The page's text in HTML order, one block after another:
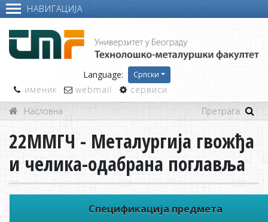
НАВИГАЦИЈА
Language: Српски
именик webmail
сервиси
Насловна
22ММГЧ - Металургија гвожђа
и челика-одабрана поглавља
Спецификација предмета